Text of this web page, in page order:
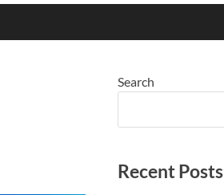
Search
Recent Posts